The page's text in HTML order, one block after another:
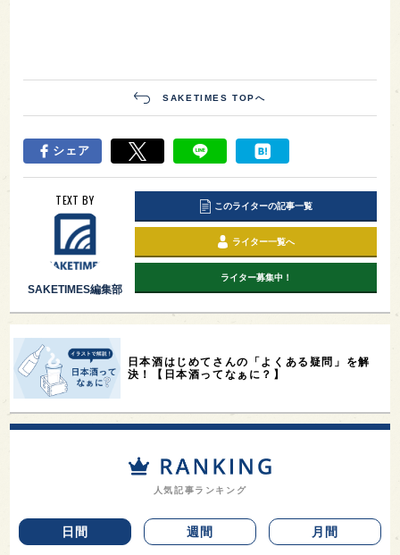
SAKETIMES TOPへ
シェア
TEXT BY
SAKETIMES編集部
このライターの記事一覧
ライター一覧へ
ライター募集中！
日本酒はじめてさんの「よくある疑問」を解
決！【日本酒ってなぁに？】
人気記事ランキング
日間 週間 月間